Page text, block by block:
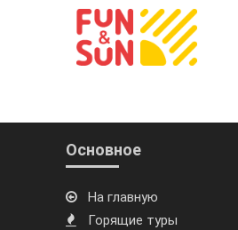
Основное
На главную
Горящие туры